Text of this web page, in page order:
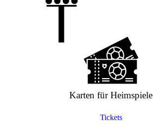
Karten für Heimspiele
Tickets